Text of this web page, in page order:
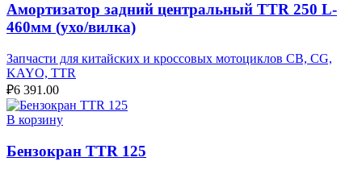
Амортизатор задний центральный TTR 250 L-
460мм (ухо/вилка)
Запчасти для китайских и кроссовых мотоциклов CB, CG,
KAYO, TTR
₽6 391.00
В корзину
Бензокран TTR 125